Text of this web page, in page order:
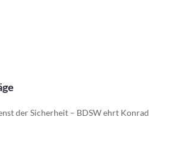
der Sicherheit – BDSW ehrt Konrad